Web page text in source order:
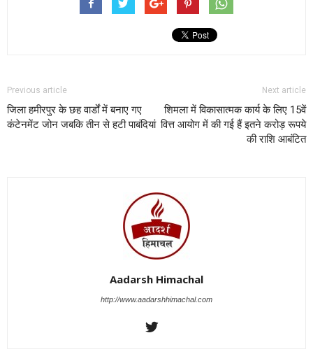
Previous article
जिला हमीरपुर के छह वार्डों में बनाए गए
कंटेनमेंट जोन जबकि तीन से हटी पाबंदियां
Next article
शिमला में विकासात्मक कार्य के लिए 15वें
वित्त आयोग में की गई हैं इतने करोड़ रूपये
की राशि आबंटित
Aadarsh Himachal
http://www.aadarshhimachal.com